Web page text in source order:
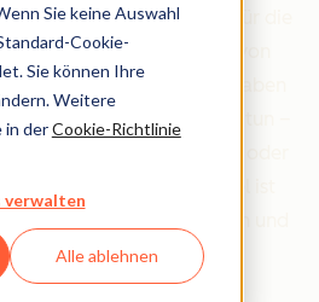
Sie keine Auswahl
Cookie-
Sie können Ihre
Weitere
in derCookie-Richtlinie
verwalten
Alle ablehnen
umfassende Ressource für die
und Vereinbarungen von
zu uns regeln. Wir haben
wer Sie sind und was Sie tun –
Kunde sind, Partner sind oder
zu machen.